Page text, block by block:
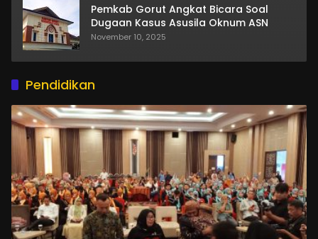
Pemkab Gorut Angkat Bicara Soal
Dugaan Kasus Asusila Oknum ASN
November 10, 2025
Pendidikan